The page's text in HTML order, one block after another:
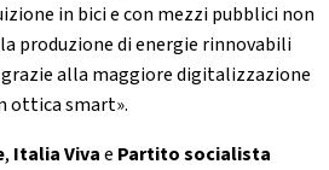
in bici e con mezzi pubblici non
produzione di energie rinnovabili
alla maggiore digitalizzazione
ottica smart».
, Italia Vivae Partito socialista